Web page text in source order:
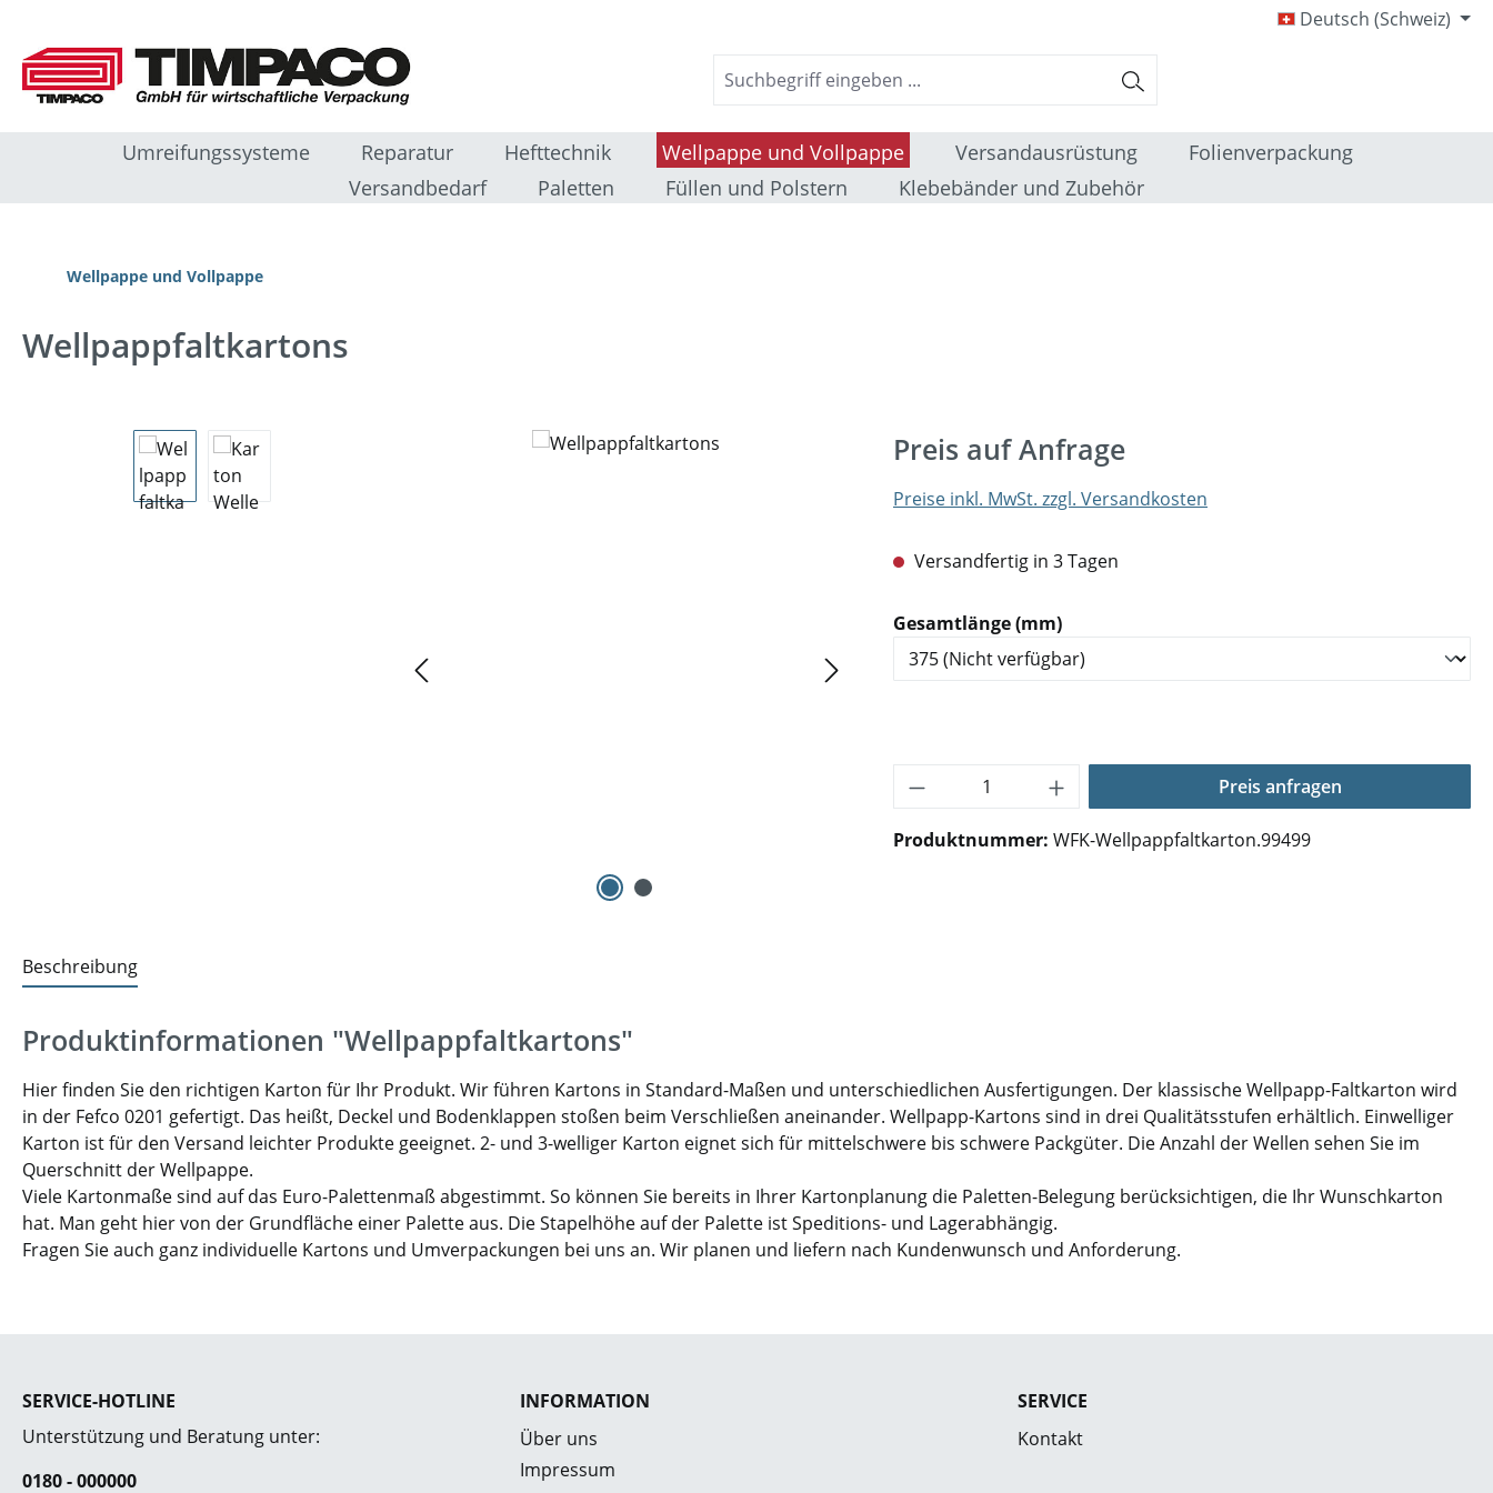
Deutsch (Schweiz)
Umreifungssysteme Reparatur Hefttechnik Wellpappe und Vollpappe Versandausrüstung
Folienverpackung
Versandbedarf
Paletten Füllen und Polstern Klebebänder und Zubehör
Wellpappe und Vollpappe
Wellpappfaltkartons
Bildergalerie überspringen Preis auf Anfrage
Preise inkl. MwSt. zzgl. Versandkosten
Versandfertig in 3 Tagen
Gesamtlänge (mm)auswählen
Produkt Anzahl: Gib den gewünschten Wert
Preis anfragen
Produktnummer: WFK-Wellpappfaltkarton.99499
Beschreibung
Produktinformationen "Wellpappfaltkartons"
Hier finden Sie den richtigen Karton für Ihr Produkt. Wir führen Kartons in Standard-Maßen und unterschiedlichen Ausfertigungen. Der klassische Wellpapp-Faltkarton wird
in der Fefco 0201 gefertigt. Das heißt, Deckel und Bodenklappen stoßen beim Verschließen aneinander. Wellpapp-Kartons sind in drei Qualitätsstufen erhältlich. Einwelliger
Karton ist für den Versand leichter Produkte geeignet. 2- und 3-welliger Karton eignet sich für mittelschwere bis schwere Packgüter. Die Anzahl der Wellen sehen Sie im
Querschnitt der Wellpappe.
Viele Kartonmaße sind auf das Euro-Palettenmaß abgestimmt. So können Sie bereits in Ihrer Kartonplanung die Paletten-Belegung berücksichtigen, die Ihr Wunschkarton
hat. Man geht hier von der Grundfläche einer Palette aus. Die Stapelhöhe auf der Palette ist Speditions- und Lagerabhängig.
Fragen Sie auch ganz individuelle Kartons und Umverpackungen bei uns an. Wir planen und liefern nach Kundenwunsch und Anforderung.
SERVICE-HOTLINE
Unterstützung und Beratung unter:
0180 - 000000
INFORMATION
Über uns
Impressum
SERVICE
Kontakt